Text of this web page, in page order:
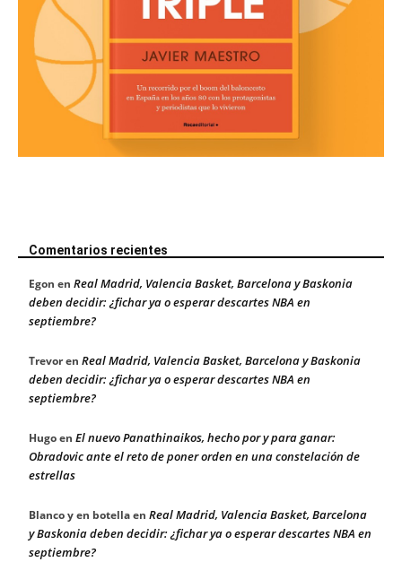
Comentarios recientes
Egon en Real Madrid, Valencia Basket, Barcelona y Baskonia
deben decidir: ¿fichar ya o esperar descartes NBA en
septiembre?
Trevoren Real Madrid, Valencia Basket, Barcelona y Baskonia
deben decidir: ¿fichar ya o esperar descartes NBA en
septiembre?
Hugoen El nuevo Panathinaikos, hecho por y para ganar:
Obradovic ante el reto de poner orden en una constelación de
estrellas
Blanco y en botellaen Real Madrid, Valencia Basket, Barcelona
y Baskonia deben decidir: ¿fichar ya o esperar descartes NBA en
septiembre?